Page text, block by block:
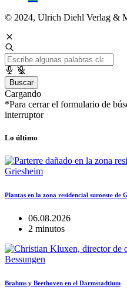
© 2024, Ulrich Diehl Verlag &
Buscar
Cargando
*Para cerrar el formulario de
interruptor
Lo último
Griesheim
Plantas en la zona residencial suroeste de
06.08.2026
2 minutos
Bessungen
Brahms y Beethoven en el Darmstadtium